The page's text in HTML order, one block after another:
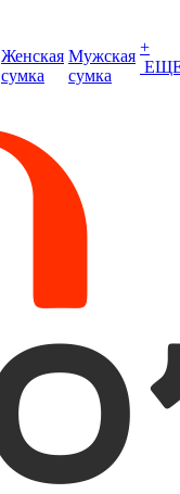
Женская
сумка
Мужская
сумка
+